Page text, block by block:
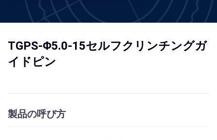
TGPS-Φ5.0-15セルフクリンチングガ
イドピン
製品の呼び方